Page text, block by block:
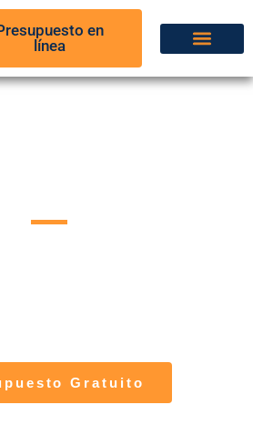
en
línea
Gratuito